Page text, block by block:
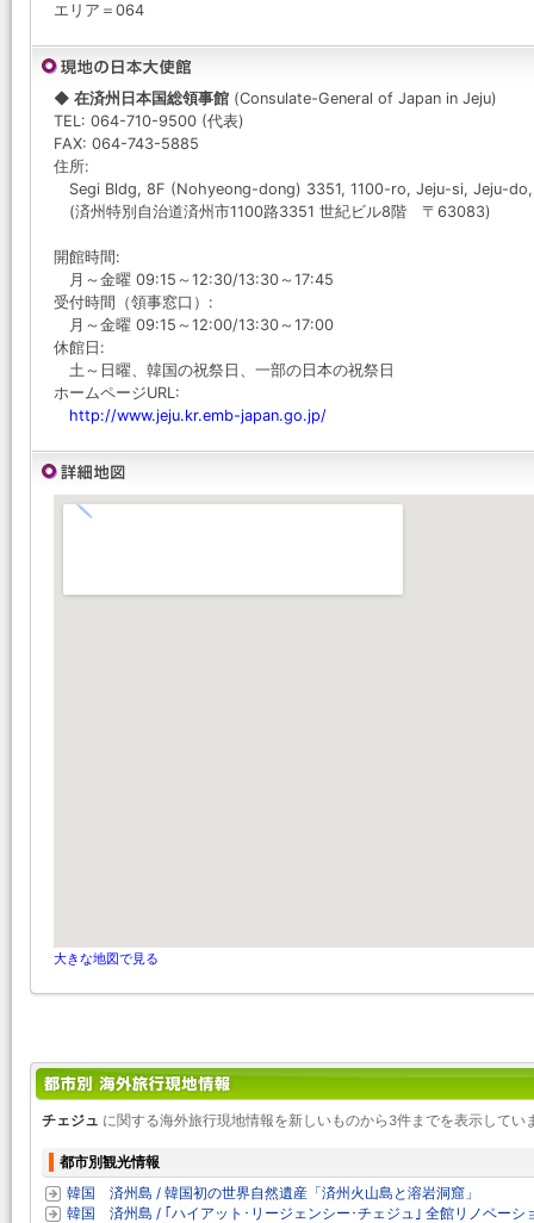
エリア＝064
◆ 在済州日本国総領事館 (Consulate-General of Japan in Jeju)
TEL: 064-710-9500 (代表)
FAX: 064-743-5885
住所:
Segi Bldg, 8F (Nohyeong-dong) 3351, 1100-ro, Jeju-si, Jeju-do,
(済州特別自治道済州市1100路3351 世紀ビル8階 〒63083)
開館時間:
月～金曜 09:15～12:30/13:30～17:45
受付時間（領事窓口）:
月～金曜 09:15～12:00/13:30～17:00
休館日:
土～日曜、韓国の祝祭日、一部の日本の祝祭日
ホームページURL:
http://www.jeju.kr.emb-japan.go.jp/
大きな地図で見る
チェジュ に関する海外旅行現地情報を新しいものから3件までを表示してい
都市別観光情報
韓国 済州島 / 韓国初の世界自然遺産「済州火山島と溶岩洞窟」
韓国 済州島 / ｢ハイアット･リージェンシー･チェジュ｣ 全館リノベーシ